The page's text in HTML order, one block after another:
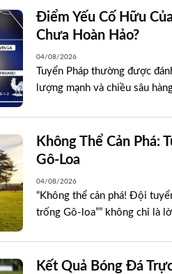
Điểm Yếu Cố Hữu
Chưa Hoàn Hảo?
04/08/2026
Tuyển Pháp thường được
lượng mạnh và chiều sâu
Không Thể Cản Phá:
Gô-Loa
04/08/2026
“Không thể cản phá! Đội
trống Gô-loa”” không chỉ là
Kết Quả Bóng Đá